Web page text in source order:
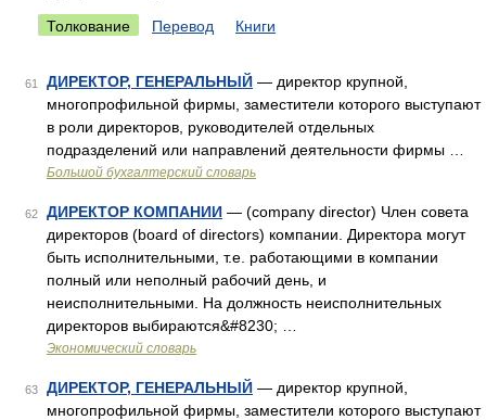
Толкование Перевод Книги
61 ДИРЕКТОР, ГЕНЕРАЛЬНЫЙ — директор крупной,
многопрофильной фирмы, заместители которого выступают
в роли директоров, руководителей отдельных
подразделений или направлений деятельности фирмы …
Большой бухгалтерский словарь
62 ДИРЕКТОР КОМПАНИИ — (company director) Член совета
директоров (board of directors) компании. Директора могут
быть исполнительными, т.е. работающими в компании
полный или неполный рабочий день, и
неисполнительными. На должность неисполнительных
директоров выбираются&#8230; …
Экономический словарь
63 ДИРЕКТОР, ГЕНЕРАЛЬНЫЙ — директор крупной,
многопрофильной фирмы, заместители которого выступают